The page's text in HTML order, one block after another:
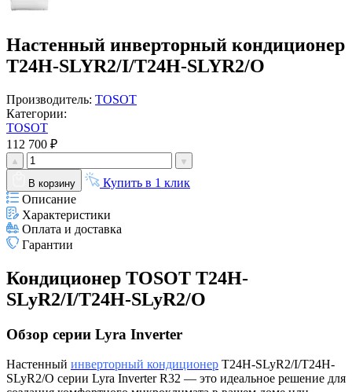
Настенный инверторный кондиционер
T24H-SLYR2/I/T24H-SLYR2/O
Производитель: TOSOT
Категории:
TOSOT
112 700 ₽
В корзину
Купить в 1 клик
Описание
Характеристики
Оплата и доставка
Гарантии
Кондиционер TOSOT T24H-
SLyR2/I/T24H-SLyR2/O
Обзор серии Lyra Inverter
Настенный инверторный кондиционер T24H-SLyR2/I/T24H-
SLyR2/O серии Lyra Inverter R32 — это идеальное решение для